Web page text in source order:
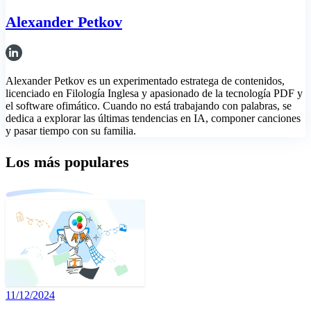
Alexander Petkov
Alexander Petkov es un experimentado estratega de contenidos,
licenciado en Filología Inglesa y apasionado de la tecnología PDF y
el software ofimático. Cuando no está trabajando con palabras, se
dedica a explorar las últimas tendencias en IA, componer canciones
y pasar tiempo con su familia.
Los más populares
11/12/2024